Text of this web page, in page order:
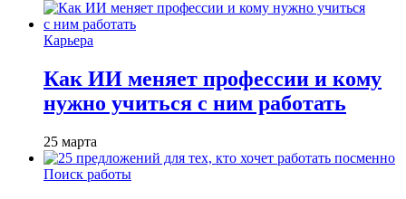
Карьера
Как ИИ меняет профессии и кому
нужно учиться с ним работать
25 марта
Поиск работы